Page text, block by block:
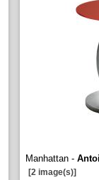
Manhattan -
[2 image(s)]